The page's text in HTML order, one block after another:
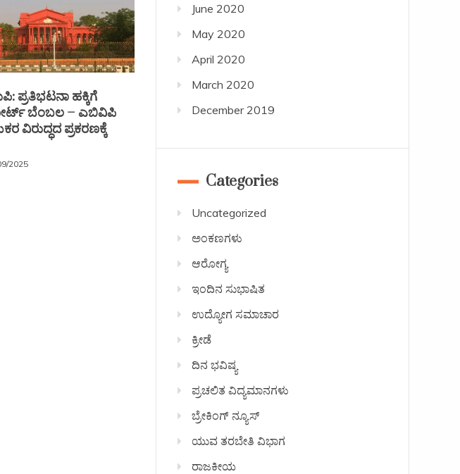
ಪ್ರತಿಭಟನಾ ಹಕ್ಕಿಗೆ
ಬೆಂಬಲ – ಎಬಿವಿಪಿ
ವಿರುದ್ಧದ ಪ್ರಕರಣಕ್ಕೆ
2025
June 2020
May 2020
April 2020
March 2020
December 2019
Categories
Uncategorized
ಅಂಕಣಗಳು
ಆರೋಗ್ಯ
ಇಂದಿನ ಸುಭಾಷಿತ
ಉದ್ಯೋಗ ಸಮಾಚಾರ
ಕ್ರೀಡೆ
ದಿನ ಭವಿಷ್ಯ
ಪ್ರಚಲಿತ ವಿದ್ಯಮಾನಗಳು
ಬ್ರೇಕಿಂಗ್ ನ್ಯೂಸ್
ಯುವ ತರಬೇತಿ ವಿಭಾಗ
ರಾಜಕೀಯ